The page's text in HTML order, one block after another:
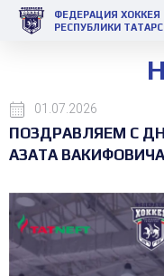
ФЕДЕРАЦИЯ ХОККЕЯ
РЕСПУБЛИКИ
01.07.2026
ПОЗДРАВЛЯЕМ С
АЗАТА